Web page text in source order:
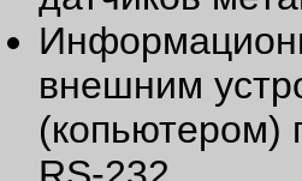
внешним
(копьютером)